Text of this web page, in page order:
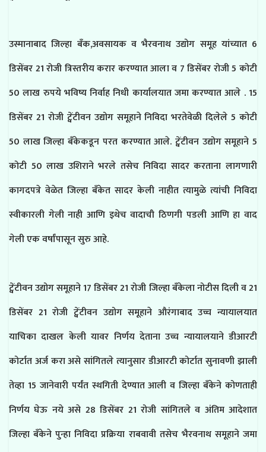
उस्मानाबाद जिल्हा बँक,अवसायक व भैरवनाथ उद्योग समूह यांच्यात 6
डिसेंबर 21 रोजी त्रिस्तरीय करार करण्यात आला व 7 डिसेंबर रोजी 5 कोटी
50 लाख रुपये भविष्य निर्वाह निधी कार्यालयात जमा करण्यात आले . 15
डिसेंबर 21 रोजी ट्वेंटीवन उद्योग समूहाने निविदा भरतेवेळी दिलेले 5 कोटी
50 लाख जिल्हा बँकेकडून परत करण्यात आले. ट्वेंटीवन उद्योग समूहाने 5
कोटी 50 लाख उशिराने भरले तसेच निविदा सादर करताना लागणारी
कागदपत्रे वेळेत जिल्हा बँकेत सादर केली नाहीत त्यामुळे त्यांची निविदा
स्वीकारली गेली नाही आणि इथेच वादाची ठिणगी पडली आणि हा वाद
गेली एक वर्षांपासून सुरु आहे.
ट्वेंटीवन उद्योग समूहाने 17 डिसेंबर 21 रोजी जिल्हा बँकेला नोटीस दिली व 21
डिसेंबर 21 रोजी ट्वेंटीवन उद्योग समूहाने औरंगाबाद उच्च न्यायालयात
याचिका दाखल केली यावर निर्णय देताना उच्च न्यायालयाने डीआरटी
कोर्टात अर्ज करा असे सांगितले त्यानुसार डीआरटी कोर्टात सुनावणी झाली
तेव्हा 15 जानेवारी पर्यंत स्थगिती देण्यात आली व जिल्हा बँकेने कोणताही
निर्णय घेऊ नये असे 28 डिसेंबर 21 रोजी सांगितले व अंतिम आदेशात
जिल्हा बँकेने पुन्हा निविदा प्रक्रिया राबवावी तसेच भैरवनाथ समूहाने जमा